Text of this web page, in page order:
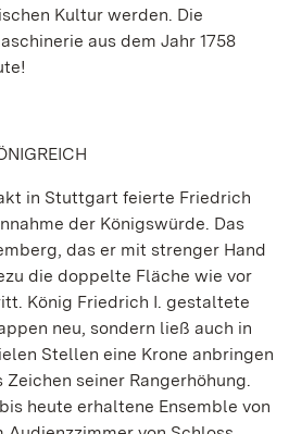
Kultur werden. Die
aus dem Jahr 1758
in Stuttgart feierte Friedrich
der Königswürde. Das
das er mit strenger Hand
die doppelte Fläche wie vor
König Friedrich I. gestaltete
neu, sondern ließ auch in
Stellen eine Krone anbringen
seiner Rangerhöhung.
heute erhaltene Ensemble von